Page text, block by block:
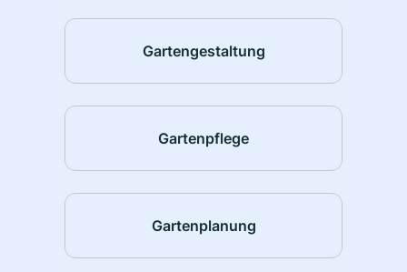
Gartengestaltung
Gartenpflege
Gartenplanung